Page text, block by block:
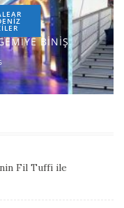
BİNİŞ
Fil Tuffi ile